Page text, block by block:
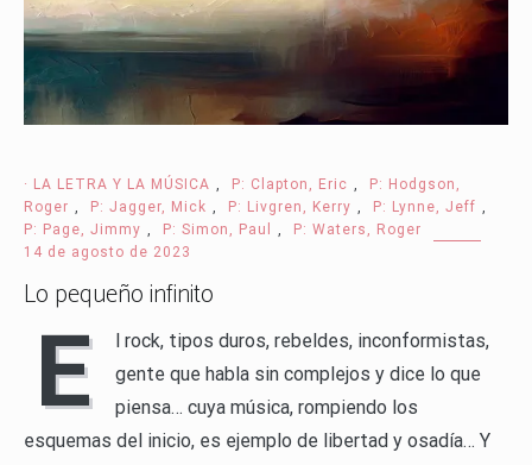
· LA LETRA Y LA MÚSICA , P: Clapton, Eric ,
P: Hodgson,
Roger , P: Jagger, Mick , P: Livgren, Kerry , P: Lynne, Jeff ,
P: Page, Jimmy , P: Simon, Paul ,
P: Waters, Roger
14 de agosto de 2023
Lo pequeño infinito
E
l rock, tipos duros, rebeldes, inconformistas,
gente que habla sin complejos y dice lo que
piensa… cuya música, rompiendo los
esquemas del inicio, es ejemplo de libertad y osadía… Y